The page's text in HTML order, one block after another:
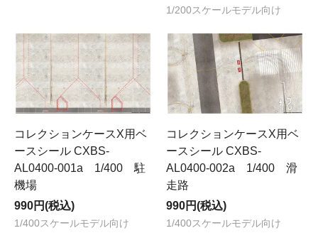
1/200スケールモデル向け
コレクションケースX用ベ
ースシール CXBS-
AL0400-001a 1/400 駐
機場
990円(税込)
1/400スケールモデル向け
コレクションケースX用ベ
ースシール CXBS-
AL0400-002a 1/400 滑
走路
990円(税込)
1/400スケールモデル向け